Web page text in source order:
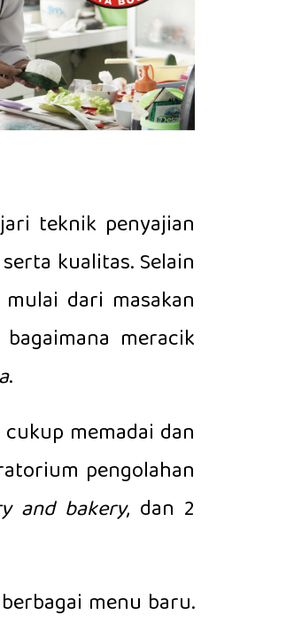
teknik penyajian
kualitas. Selain
dari masakan
meracik
.
memadai dan
pengolahan
and bakery, dan 2
menu baru.